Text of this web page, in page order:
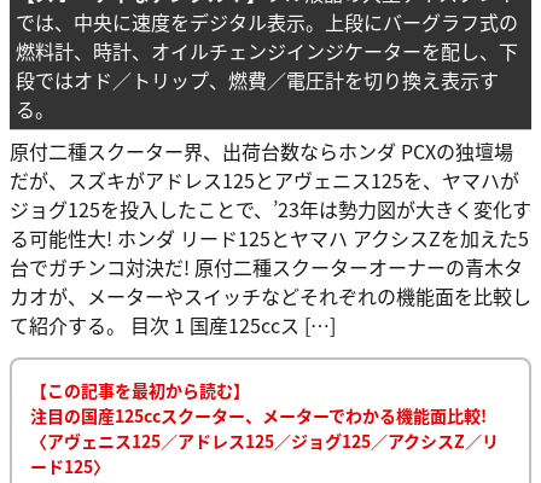
では、中央に速度をデジタル表示。上段にバーグラフ式の
燃料計、時計、オイルチェンジインジケーターを配し、下
段ではオド／トリップ、燃費／電圧計を切り換え表示す
る。
原付二種スクーター界、出荷台数ならホンダ PCXの独壇場
だが、スズキがアドレス125とアヴェニス125を、ヤマハが
ジョグ125を投入したことで、’23年は勢力図が大きく変化す
る可能性大! ホンダ リード125とヤマハ アクシスZを加えた5
台でガチンコ対決だ! 原付二種スクーターオーナーの青木タ
カオが、メーターやスイッチなどそれぞれの機能面を比較し
て紹介する。 目次 1 国産125ccス […]
【この記事を最初から読む】
注目の国産125ccスクーター、メーターでわかる機能面比較!
〈アヴェニス125／アドレス125／ジョグ125／アクシスZ／リ
ード125〉